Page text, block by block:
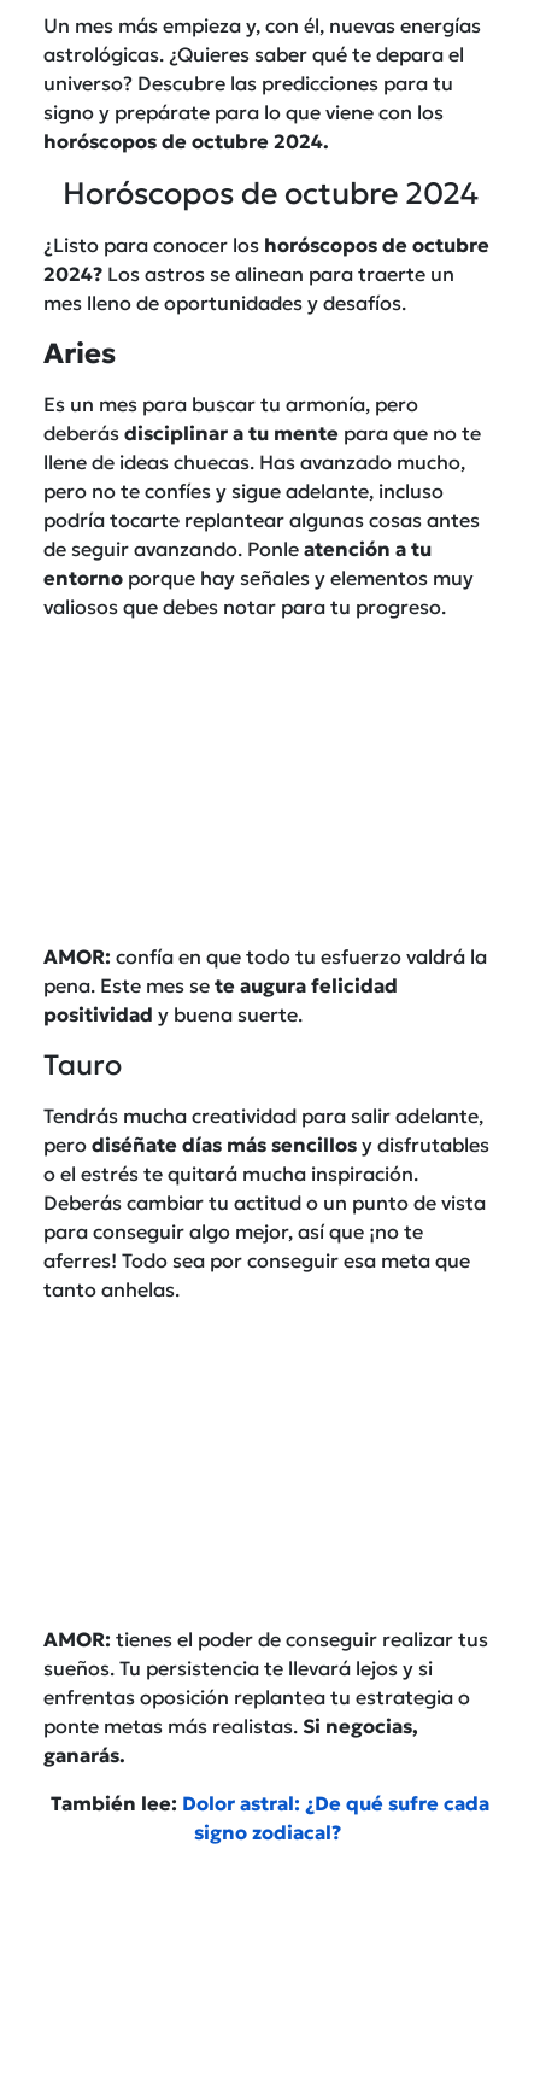
Un mes más empieza y, con él, nuevas energías
astrológicas. ¿Quieres saber qué te depara el
universo? Descubre las predicciones para tu
signo y prepárate para lo que viene con los
horóscopos de octubre 2024.
Horóscopos de octubre 2024
¿Listo para conocer los horóscopos de octubre
2024? Los astros se alinean para traerte un
mes lleno de oportunidades y desafíos.
Aries
Es un mes para buscar tu armonía, pero
deberás disciplinar a tu mente para que no te
llene de ideas chuecas. Has avanzado mucho,
pero no te confíes y sigue adelante, incluso
podría tocarte replantear algunas cosas antes
de seguir avanzando. Ponle atención a tu
entorno porque hay señales y elementos muy
valiosos que debes notar para tu progreso.
AMOR: confía en que todo tu esfuerzo valdrá la
pena. Este mes se te augura felicidad
positividad y buena suerte.
Tauro
Tendrás mucha creatividad para salir adelante,
pero diséñate días más sencillos y disfrutables
o el estrés te quitará mucha inspiración.
Deberás cambiar tu actitud o un punto de vista
para conseguir algo mejor, así que ¡no te
aferres! Todo sea por conseguir esa meta que
tanto anhelas.
AMOR: tienes el poder de conseguir realizar tus
sueños. Tu persistencia te llevará lejos y si
enfrentas oposición replantea tu estrategia o
ponte metas más realistas. Si negocias,
ganarás.
También lee: Dolor astral: ¿De qué sufre cada
signo zodiacal?